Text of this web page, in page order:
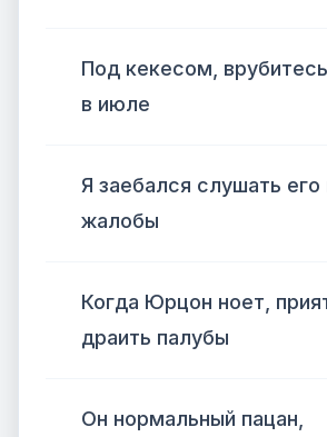
Под кекесом,
в июле
Я заебался слушать
жалобы
Когда Юрцон ноет,
драить палубы
Он нормальный пацан,